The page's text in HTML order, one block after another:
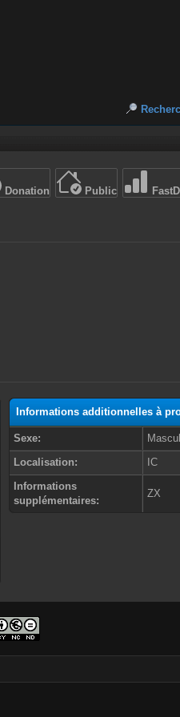
Donation Public
Informations additionnelles à
Sexe:
Localisation:
IC
Informations
supplémentaires:
ZX